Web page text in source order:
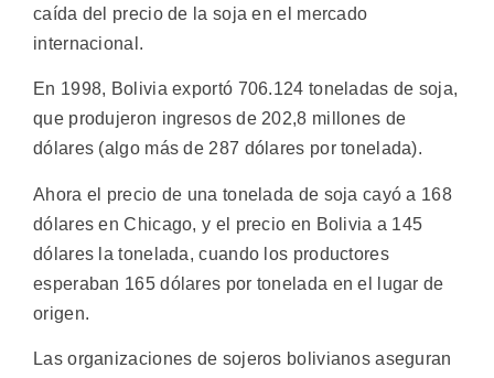
caída del precio de la soja en el mercado
internacional.
En 1998, Bolivia exportó 706.124 toneladas de soja,
que produjeron ingresos de 202,8 millones de
dólares (algo más de 287 dólares por tonelada).
Ahora el precio de una tonelada de soja cayó a 168
dólares en Chicago, y el precio en Bolivia a 145
dólares la tonelada, cuando los productores
esperaban 165 dólares por tonelada en el lugar de
origen.
Las organizaciones de sojeros bolivianos aseguran